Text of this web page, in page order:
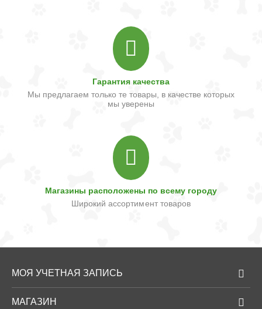
Гарантия качества
Мы предлагаем только те товары, в качестве которых
мы уверены
Магазины расположены по всему городу
Широкий ассортимент товаров
МОЯ УЧЕТНАЯ ЗАПИСЬ
МАГАЗИН